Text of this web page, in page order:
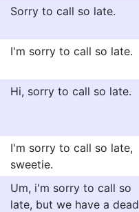
Sorry to call so late.
I'm sorry to call so late.
Hi, sorry to call so late.
I'm sorry to call so late,
sweetie.
Um, i'm sorry to call so
late, but we have a dead